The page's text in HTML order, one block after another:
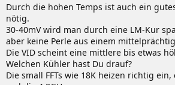
Durch die hohen Temps ist auch ein
nötig.
30-40mV wird man durch eine LM-Kur
aber keine Perle aus einem
Die VID scheint eine mittlere bis etwas
Welchen Kühler hast Du drauf?
Die small FFTs wie 18K heizen richtig